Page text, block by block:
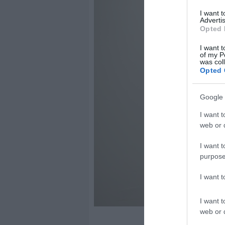
I want
Opted
I want
of my
was
Opted
Google
I want
web or
I want
I want
I want
web or
Szépművészeti